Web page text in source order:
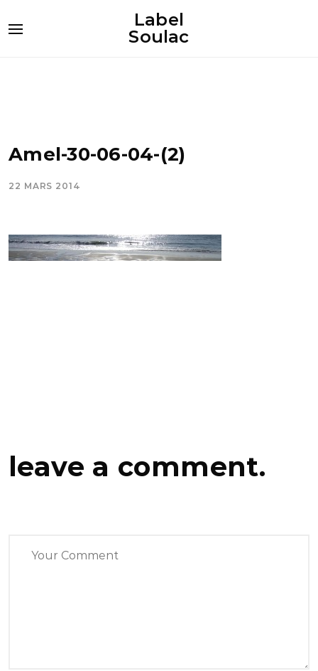
Label
Soulac
Amel-30-06-04-(2)
22 MARS 2014
leave a comment.